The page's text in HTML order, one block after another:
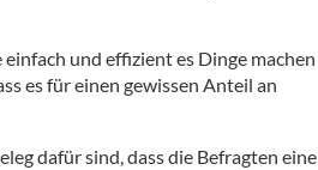
und effizient es Dinge machen
es für einen gewissen Anteil an
dafür sind, dass die Befragten eine